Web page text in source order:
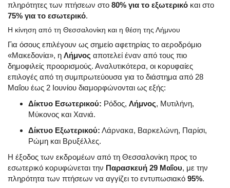
πληρότητες των πτήσεων στο 80% για το εξωτερικό και στο
75% για το εσωτερικό.
Η κίνηση από τη Θεσσαλονίκη και η θέση της Λήμνου
Για όσους επιλέγουν ως σημείο αφετηρίας το αεροδρόμιο
«Μακεδονία», η Λήμνος αποτελεί έναν από τους πιο
δημοφιλείς προορισμούς. Αναλυτικότερα, οι κορυφαίες
επιλογές από τη συμπρωτεύουσα για το διάστημα από 28
Μαΐου έως 2 Ιουνίου διαμορφώνονται ως εξής:
Δίκτυο Εσωτερικού: Ρόδος, Λήμνος, Μυτιλήνη,
Μύκονος και Χανιά.
Δίκτυο Εξωτερικού: Λάρνακα, Βαρκελώνη, Παρίσι,
Ρώμη και Βρυξέλλες.
Η έξοδος των εκδρομέων από τη Θεσσαλονίκη προς το
εσωτερικό κορυφώνεται την Παρασκευή 29 Μαΐου, με την
πληρότητα των πτήσεων να αγγίζει το εντυπωσιακό 95%.